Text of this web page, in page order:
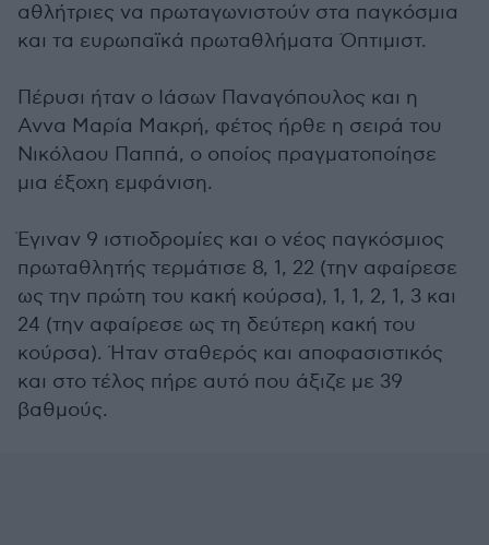
αθλήτριες να πρωταγωνιστούν στα παγκόσμια
και τα ευρωπαϊκά πρωταθλήματα Όπτιμιστ.
Πέρυσι ήταν ο Ιάσων Παναγόπουλος και η
Αννα Μαρία Μακρή, φέτος ήρθε η σειρά του
Νικόλαου Παππά, ο οποίος πραγματοποίησε
μια έξοχη εμφάνιση.
Έγιναν 9 ιστιοδρομίες και ο νέος παγκόσμιος
πρωταθλητής τερμάτισε 8, 1, 22 (την αφαίρεσε
ως την πρώτη του κακή κούρσα), 1, 1, 2, 1, 3 και
24 (την αφαίρεσε ως τη δεύτερη κακή του
κούρσα). Ήταν σταθερός και αποφασιστικός
και στο τέλος πήρε αυτό που άξιζε με 39
βαθμούς.